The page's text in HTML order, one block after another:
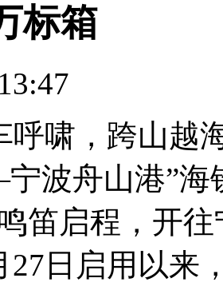
标箱
呼啸，跨山越
波舟山港”海
笛启程，开
27日启用以来